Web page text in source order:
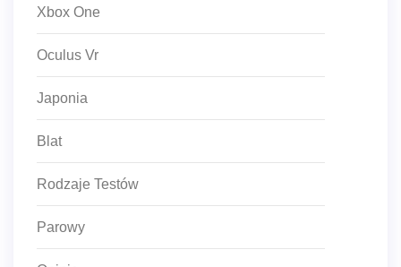
Xbox One
Oculus Vr
Japonia
Blat
Rodzaje Testów
Parowy